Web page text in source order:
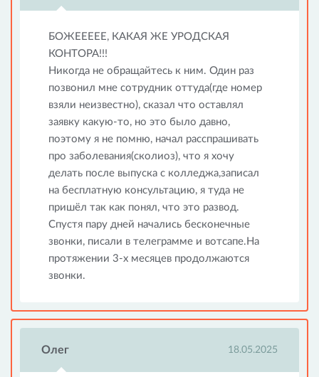
БОЖЕЕЕЕЕ, КАКАЯ ЖЕ УРОДСКАЯ
КОНТОРА!!!
Никогда не обращайтесь к ним. Один раз
позвонил мне сотрудник оттуда(где номер
взяли неизвестно), сказал что оставлял
заявку какую-то, но это было давно,
поэтому я не помню, начал расспрашивать
про заболевания(сколиоз), что я хочу
делать после выпуска с колледжа,записал
на бесплатную консультацию, я туда не
пришёл так как понял, что это развод.
Спустя пару дней начались бесконечные
звонки, писали в телеграмме и вотсапе.На
протяжении 3-х месяцев продолжаются
звонки.
Олег 18.05.2025